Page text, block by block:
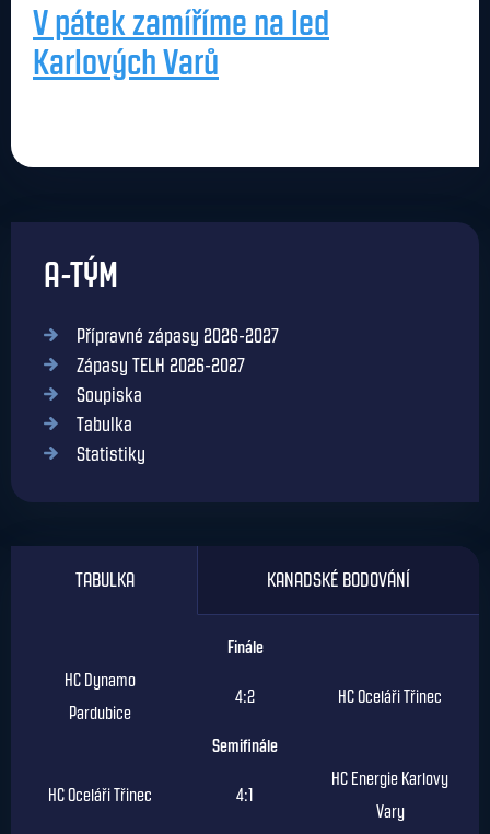
V pátek zamíříme na led
Karlových Varů
A-TÝM
Přípravné zápasy 2026-2027
Zápasy TELH 2026-2027
Soupiska
Tabulka
Statistiky
TABULKA KANADSKÉ BODOVÁNÍ
Finále
HC Dynamo
Pardubice
4:2 HC Oceláři Třinec
Semifinále
HC Oceláři Třinec 4:1
HC Energie Karlovy
Vary